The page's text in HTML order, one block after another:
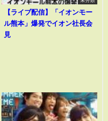
【ライブ配信】「イオンモー
ル熊本」爆発でイオン社長会
見